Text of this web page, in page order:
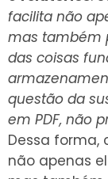
facilita não
mas também
das coisas
questão da
em PDF, não
Dessa forma,
não apenas